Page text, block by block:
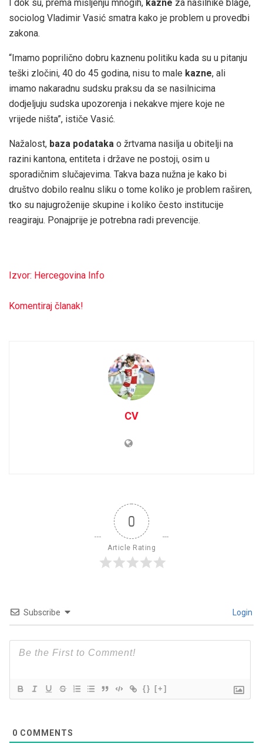
I dok su, prema mišljenju mnogih, kazne za nasilnike blage,
sociolog Vladimir Vasić smatra kako je problem u provedbi
zakona.
“Imamo poprilično dobru kaznenu politiku kada su u pitanju
teški zločini, 40 do 45 godina, nisu to male kazne, ali
imamo nakaradnu sudsku praksu da se nasilnicima
dodjeljuju sudska upozorenja i nekakve mjere koje ne
vrijede ništa”, ističe Vasić.
Nažalost, baza podataka o žrtvama nasilja u obitelji na
razini kantona, entiteta i države ne postoji, osim u
sporadičnim slučajevima. Takva baza nužna je kako bi
društvo dobilo realnu sliku o tome koliko je problem raširen,
tko su najugroženije skupine i koliko često institucije
reagiraju. Ponajprije je potrebna radi prevencije.
Izvor: Hercegovina Info
Komentiraj članak!
CV
0
Article Rating
Subscribe Login
{} [+]
0 COMMENTS